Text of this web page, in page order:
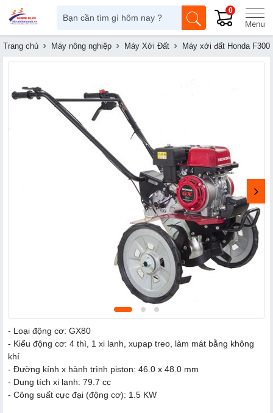
0
Trang chủ Máy nông nghiệp Máy Xới Đất Máy xới đất Honda F300
- Loại động cơ: GX80
- Kiểu động cơ: 4 thì, 1 xi lanh, xupap treo, làm mát bằng không
khí
- Đường kính x hành trình piston: 46.0 x 48.0 mm
- Dung tích xi lanh: 79.7 cc
- Công suất cực đại (động cơ): 1.5 KW